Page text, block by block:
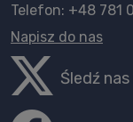
Telefon: +48 781
Napisz do nas
Śledź nas